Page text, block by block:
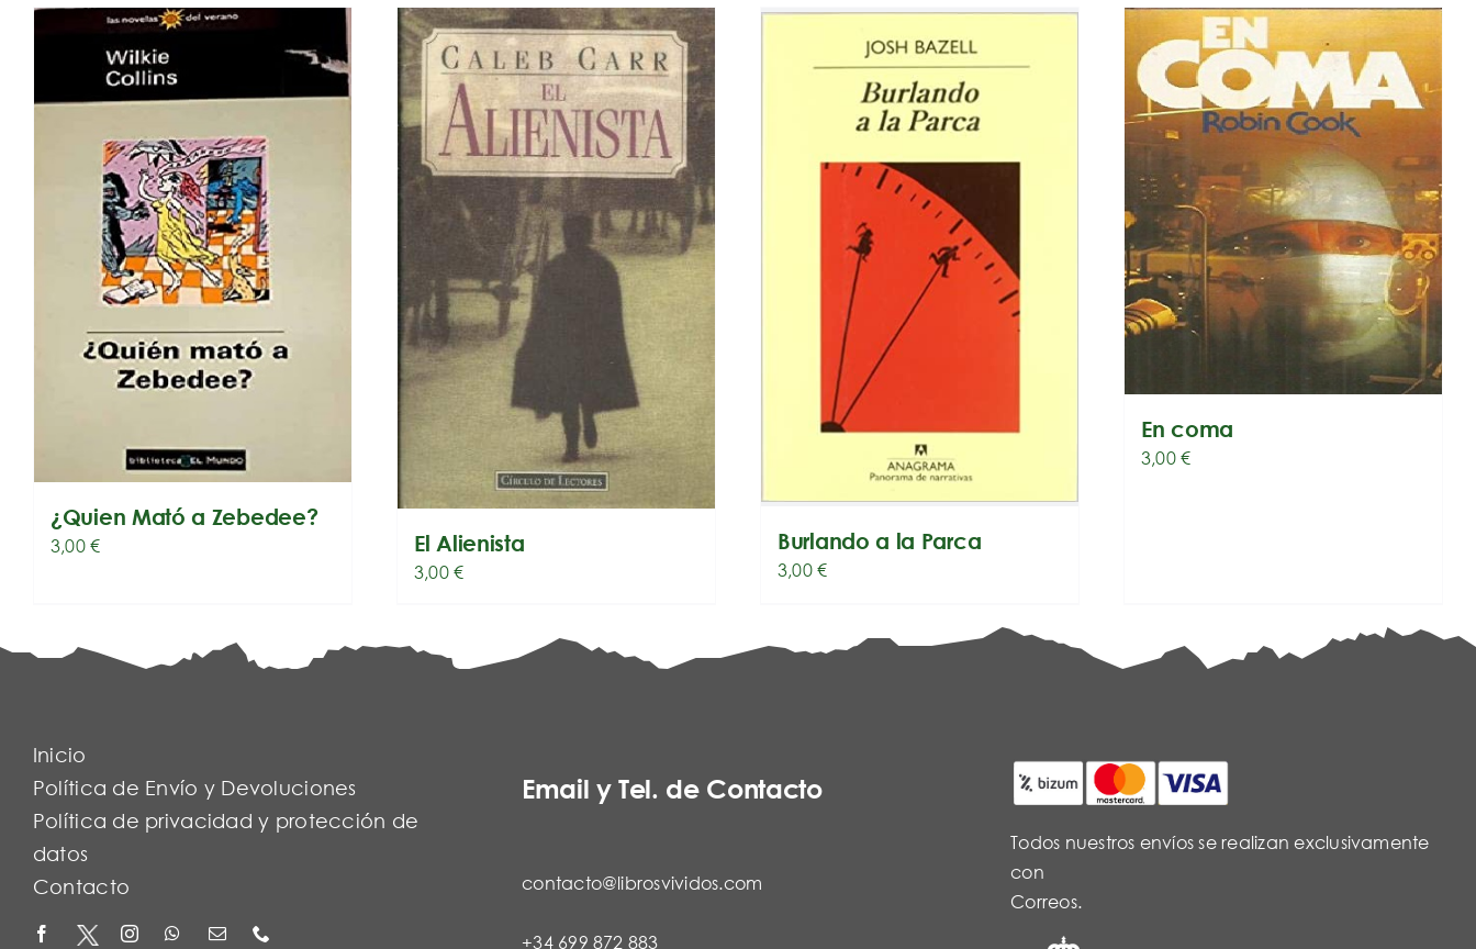
¿Quien Mató a Zebedee?
3,00€ El Alienista
3,00€
Burlando a la Parca
3,00€
En coma
3,00€
Inicio
Política de Envío y Devoluciones
Política de privacidad y protección de
datos
Contacto
Email y Tel. de Contacto
contacto@librosvividos.com
+34 699 872 883
Todos nuestros envíos se realizan exclusivamente
con
Correos.